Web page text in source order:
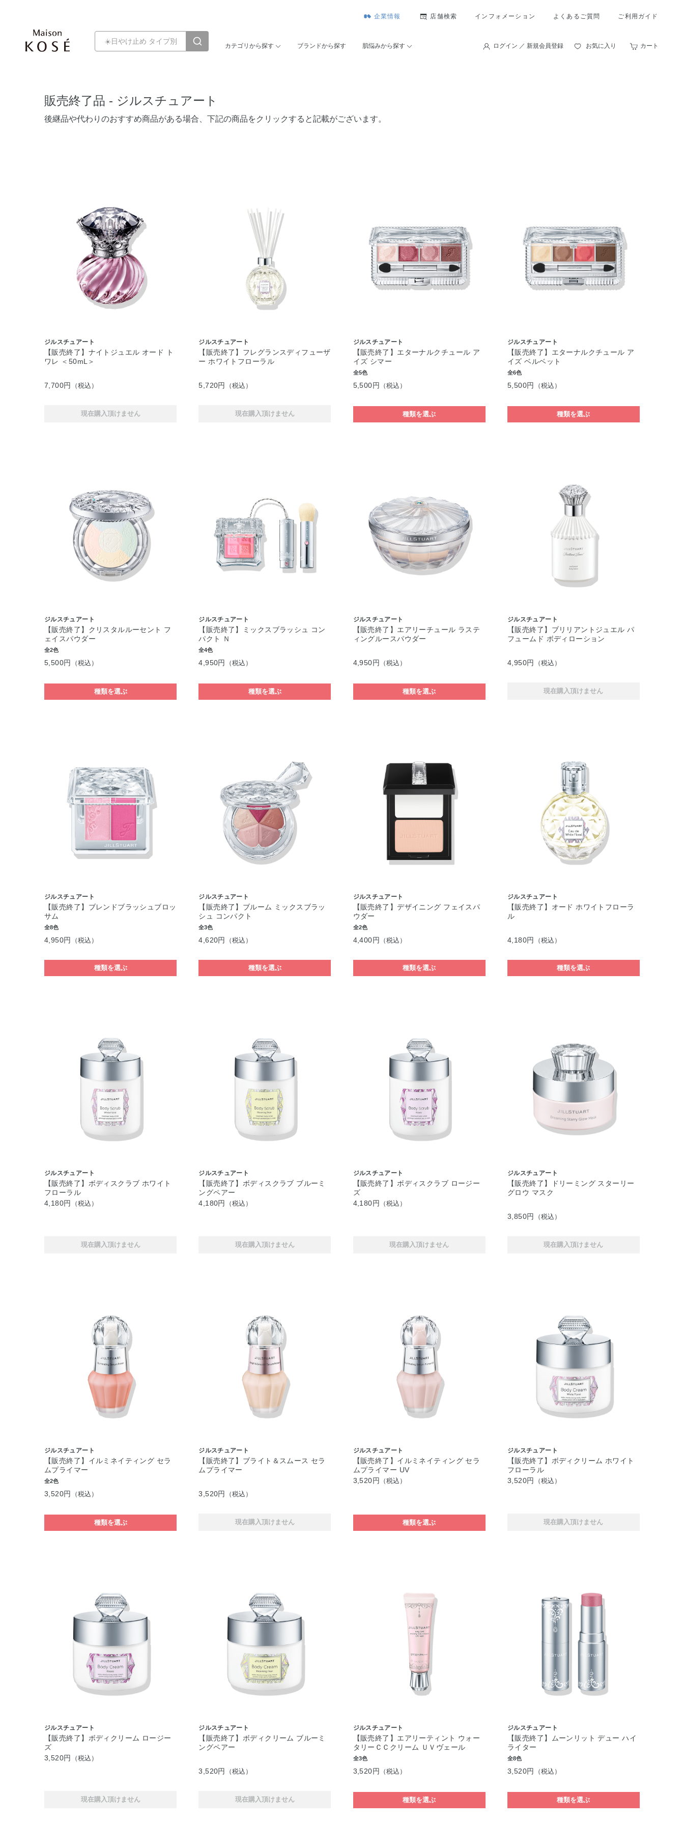
企業情報 店舗検索 インフォメーション よくあるご質問 ご利用ガイド
カテゴリから探す ブランドから探す 肌悩みから探す ログイン ／ 新規会員登録 お気に入り カート
販売終了品 - ジルスチュアート
後継品や代わりのおすすめ商品がある場合、下記の商品をクリックすると記載がございます。
ジルスチュアート
【販売終了】ナイトジュエル オード ト
ワレ ＜50mL＞
7,700円 （税込）
現在購入頂けません
ジルスチュアート
【販売終了】フレグランスディフューザ
ー ホワイトフローラル
5,720円 （税込）
現在購入頂けません
ジルスチュアート
【販売終了】エターナルクチュール ア
イズ シマー
全5色
5,500円 （税込）
種類を選ぶ
ジルスチュアート
【販売終了】エターナルクチュール ア
イズ ベルベット
全6色
5,500円 （税込）
種類を選ぶ
ジルスチュアート
【販売終了】クリスタルルーセント フ
ェイスパウダー
全2色
5,500円 （税込）
種類を選ぶ
ジルスチュアート
【販売終了】ミックスブラッシュ コン
パクト Ｎ
全4色
4,950円 （税込）
種類を選ぶ
ジルスチュアート
【販売終了】エアリーチュール ラステ
ィングルースパウダー
4,950円 （税込）
種類を選ぶ
ジルスチュアート
【販売終了】ブリリアントジュエル パ
フュームド ボディローション
4,950円 （税込）
現在購入頂けません
ジルスチュアート
【販売終了】ブレンドブラッシュブロッ
サム
全8色
4,950円 （税込）
種類を選ぶ
ジルスチュアート
【販売終了】ブルーム ミックスブラッ
シュ コンパクト
全3色
4,620円 （税込）
種類を選ぶ
ジルスチュアート
【販売終了】デザイニング フェイスパ
ウダー
全2色
4,400円 （税込）
種類を選ぶ
ジルスチュアート
【販売終了】オード ホワイトフローラ
ル
4,180円 （税込）
種類を選ぶ
ジルスチュアート
【販売終了】ボディスクラブ ホワイト
フローラル
4,180円
（税込）
現在購入頂けません
ジルスチュアート
【販売終了】ボディスクラブ ブルーミ
ングペアー
4,180円
（税込）
現在購入頂けません
ジルスチュアート
【販売終了】ボディスクラブ ロージー
ズ
4,180円
（税込）
現在購入頂けません
ジルスチュアート
【販売終了】ドリーミング スターリー
グロウ マスク
3,850円 （税込）
現在購入頂けません
ジルスチュアート
【販売終了】イルミネイティング セラ
ムプライマー
全2色
3,520円 （税込）
種類を選ぶ
ジルスチュアート
【販売終了】ブライト＆スムース セラ
ムプライマー
3,520円 （税込）
現在購入頂けません
ジルスチュアート
【販売終了】イルミネイティング セラ
ムプライマー UV
3,520円
（税込）
種類を選ぶ
ジルスチュアート
【販売終了】ボディクリーム ホワイト
フローラル
3,520円
（税込）
現在購入頂けません
ジルスチュアート
【販売終了】ボディクリーム ロージー
ズ
3,520円
（税込）
現在購入頂けません
ジルスチュアート
【販売終了】ボディクリーム ブルーミ
ングペアー
3,520円 （税込）
現在購入頂けません
ジルスチュアート
【販売終了】エアリーティント ウォー
タリーＣＣクリーム ＵＶヴェール
全3色
3,520円 （税込）
種類を選ぶ
ジルスチュアート
【販売終了】ムーンリット デュー ハイ
ライター
全8色
3,520円 （税込）
種類を選ぶ